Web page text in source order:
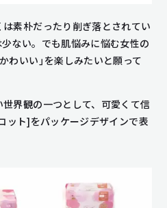
素朴だったり削ぎ落とされてい
ない。でも肌悩みに悩む女性の
わいい」を楽しみたいと願って
界観の一つとして、可愛くて信
ット]をパッケージデザインで表